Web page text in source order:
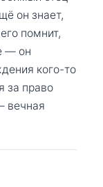
он знает,
помнит,
— он
кого-то
за право
вечная